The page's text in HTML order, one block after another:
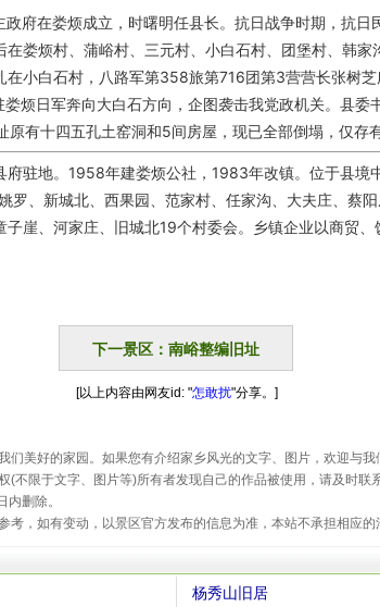
在娄烦成立，时曙明任县长。抗日战争时期，抗日
娄烦村、蒲峪村、三元村、小白石村、团堡村、韩家
在小白石村，八路军第358旅第716团第3营营长张树
烦日军奔向大白石方向，企图袭击我党政机关。县委
有十四五孔土窑洞和5间房屋，现已全部倒塌，仅存
驻地。1958年建娄烦公社，1983年改镇。位于县境
罗、新城北、西果园、范家村、任家沟、大夫庄、蔡
崖、河家庄、旧城北19个村委会。乡镇企业以商贸
下一景区：南峪整编旧址
[以上内容由网友id: "怎敢扰"分享。]
们美好的家园。如果您有介绍家乡风光的文字、图片，欢迎与我
(不限于文字、图片等)所有者发现自己的作品被使用，请及时联
删除。
考，如有变动，以景区官方发布的信息为准，本站不承担相应的
杨秀山旧居